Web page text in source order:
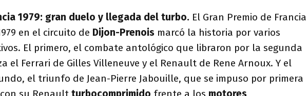
1979: gran duelo y llegada del turbo. El Gran Premio de Francia
en el circuito de Dijon-Prenois marcó la historia por varios
El primero, el combate antológico que libraron por la segunda
el Ferrari de Gilles Villeneuve y el Renault de Rene Arnoux. Y el
el triunfo de Jean-Pierre Jabouille, que se impuso por primera
su Renault turbocomprimido frente a los motores